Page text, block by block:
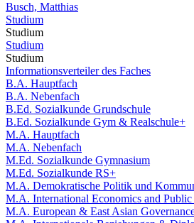
Busch, Matthias
Studium
Studium
Studium
Studium
Informationsverteiler des Faches
B.A. Hauptfach
B.A. Nebenfach
B.Ed. Sozialkunde Grundschule
B.Ed. Sozialkunde Gym & Realschule+
M.A. Hauptfach
M.A. Nebenfach
M.Ed. Sozialkunde Gymnasium
M.Ed. Sozialkunde RS+
M.A. Demokratische Politik und
M.A. International Economics and
M.A. European & East Asian